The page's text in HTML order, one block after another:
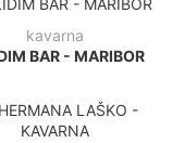
kavarna
BAR - MARIBOR